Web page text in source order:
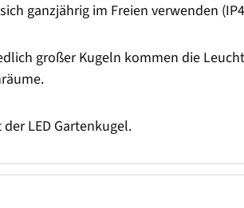
ganzjährig im Freien verwenden
großer Kugeln kommen die
LED Gartenkugel.